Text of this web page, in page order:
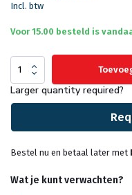
Incl. btw
Voor 15.00 besteld is
Larger quantity required?
Bestel nu en betaal later met
Wat je kunt verwachten?